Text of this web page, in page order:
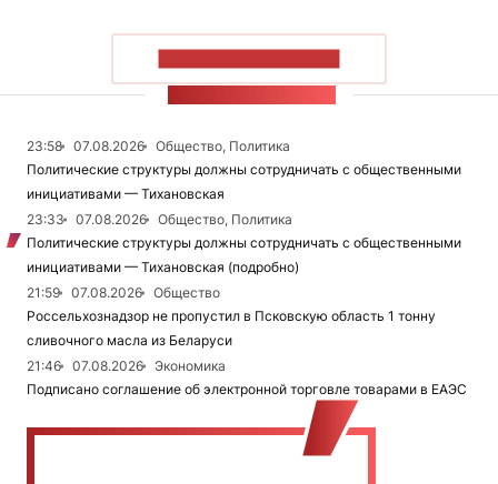
23:58 07.08.2026
Общество, Политика
Политические структуры должны сотрудничать с общественными
инициативами — Тихановская
23:33
07.08.2026
Общество, Политика
Политические структуры должны сотрудничать с общественными
инициативами — Тихановская (подробно)
21:59
07.08.2026
Общество
Россельхознадзор не пропустил в Псковскую область 1 тонну
сливочного масла из Беларуси
21:46
07.08.2026
Экономика
Подписано соглашение об электронной торговле товарами в ЕАЭС